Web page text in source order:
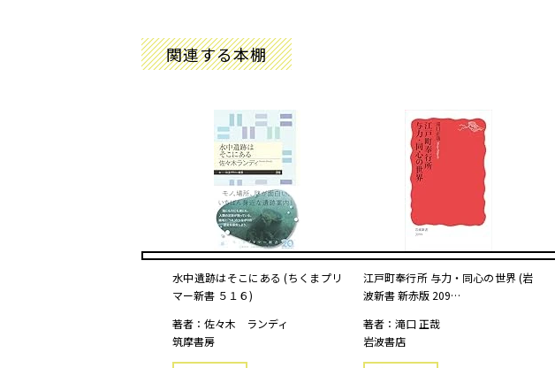
関連する本棚
水中遺跡はそこにある (ちくまプリ
マー新書 ５１６)
著者：佐々木 ランディ
筑摩書房
江戸町奉行所 与力・同心の世界 (岩
波新書 新赤版 209…
著者：滝口 正哉
岩波書店